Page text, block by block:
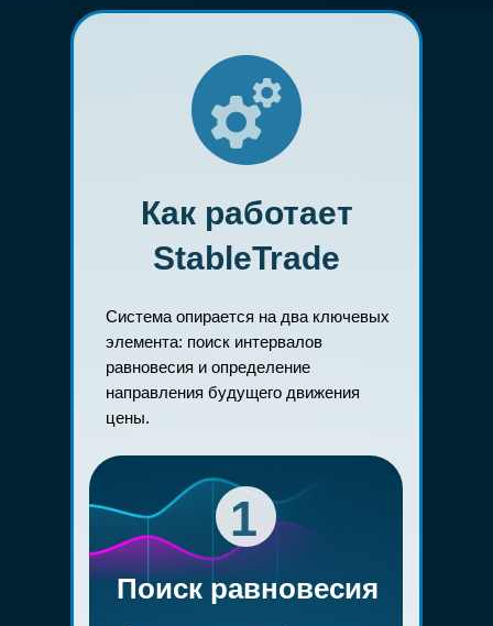
Система опирается на два ключевых
элемента: поиск интервалов
равновесия и определение
направления будущего движения
цены.
Как работает
StableTrade
Поиск равновесия
1